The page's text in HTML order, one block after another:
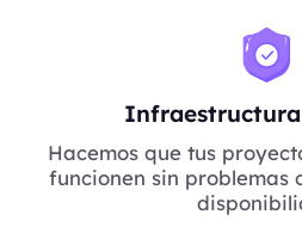
Hacemos que tus
funcionen sin problemas